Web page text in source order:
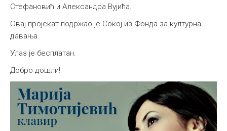
Стефановић и Александра Вујића.
Овај пројекат подржао је Сокој из Фонда за културна
давања.
Улаз је бесплатан.
Добро дошли!